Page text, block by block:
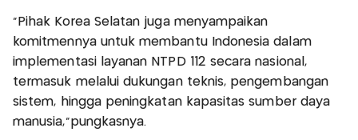
“Pihak Korea Selatan juga menyampaikan
komitmennya untuk membantu Indonesia dalam
implementasi layanan NTPD 112 secara nasional,
termasuk melalui dukungan teknis, pengembangan
sistem, hingga peningkatan kapasitas sumber daya
manusia,”pungkasnya.